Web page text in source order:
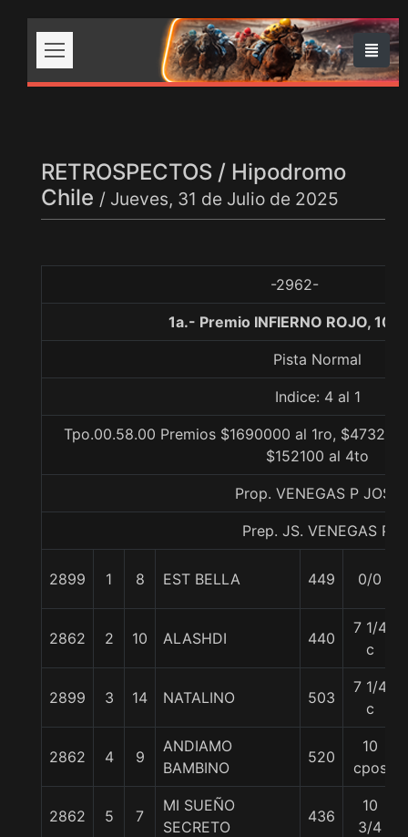
RETROSPECTOS / Hipodromo
Chile / Jueves, 31 de Julio de 2025
-2962-
1a.- Premio INFIERNO ROJO,
Pista Normal
Indice: 4 al 1
Tpo.00.58.00 Premios $1690000 al 1ro,
$152100 al 4to
Prop. VENEGAS P JOSE
Prep. JS. VENEGAS P.
2899 1 8 EST BELLA 449 0/0
2862 2 10 ALASHDI 440
7 1/4
c
2899 3 14 NATALINO 503
7 1/4
c
2862 4 9
ANDIAMO
BAMBINO
520
10
cpos
2862 5 7
MI SUEÑO
SECRETO
436
10
3/4